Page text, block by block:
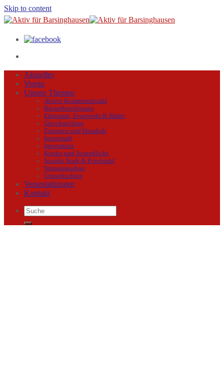
Skip to content
Aktuelles
Verein
Unsere Themen
Aktive Kommunalwahl
Bürgerbeteiligung
Ehrenamt, Feuerwehr & Bäder
Gleichstellung
Finanzen und Haushalt
Innenstadt
Integration
Kinder und Jugendliche
Soziale Stadt & Friedwald
Strassenausbau
Umweltschutz
Veranstaltungen
Kontakt